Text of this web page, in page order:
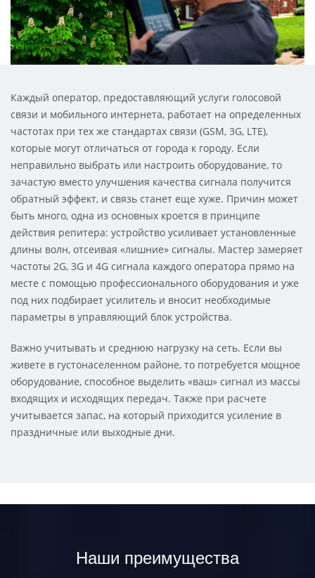
Каждый оператор, предоставляющий услуги голосовой
связи и мобильного интернета, работает на определенных
частотах при тех же стандартах связи (GSM, 3G, LTE),
которые могут отличаться от города к городу. Если
неправильно выбрать или настроить оборудование, то
зачастую вместо улучшения качества сигнала получится
обратный эффект, и связь станет еще хуже. Причин может
быть много, одна из основных кроется в принципе
действия репитера: устройство усиливает установленные
длины волн, отсеивая «лишние» сигналы. Мастер замеряет
частоты 2G, 3G и 4G сигнала каждого оператора прямо на
месте с помощью профессионального оборудования и уже
под них подбирает усилитель и вносит необходимые
параметры в управляющий блок устройства.
Важно учитывать и среднюю нагрузку на сеть. Если вы
живете в густонаселенном районе, то потребуется мощное
оборудование, способное выделить «ваш» сигнал из массы
входящих и исходящих передач. Также при расчете
учитывается запас, на который приходится усиление в
праздничные или выходные дни.
Наши преимущества